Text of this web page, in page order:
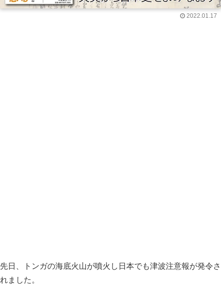
2022.01.17
先日、トンガの海底火山が噴火し日本でも津波注意報が発令さ
れました。